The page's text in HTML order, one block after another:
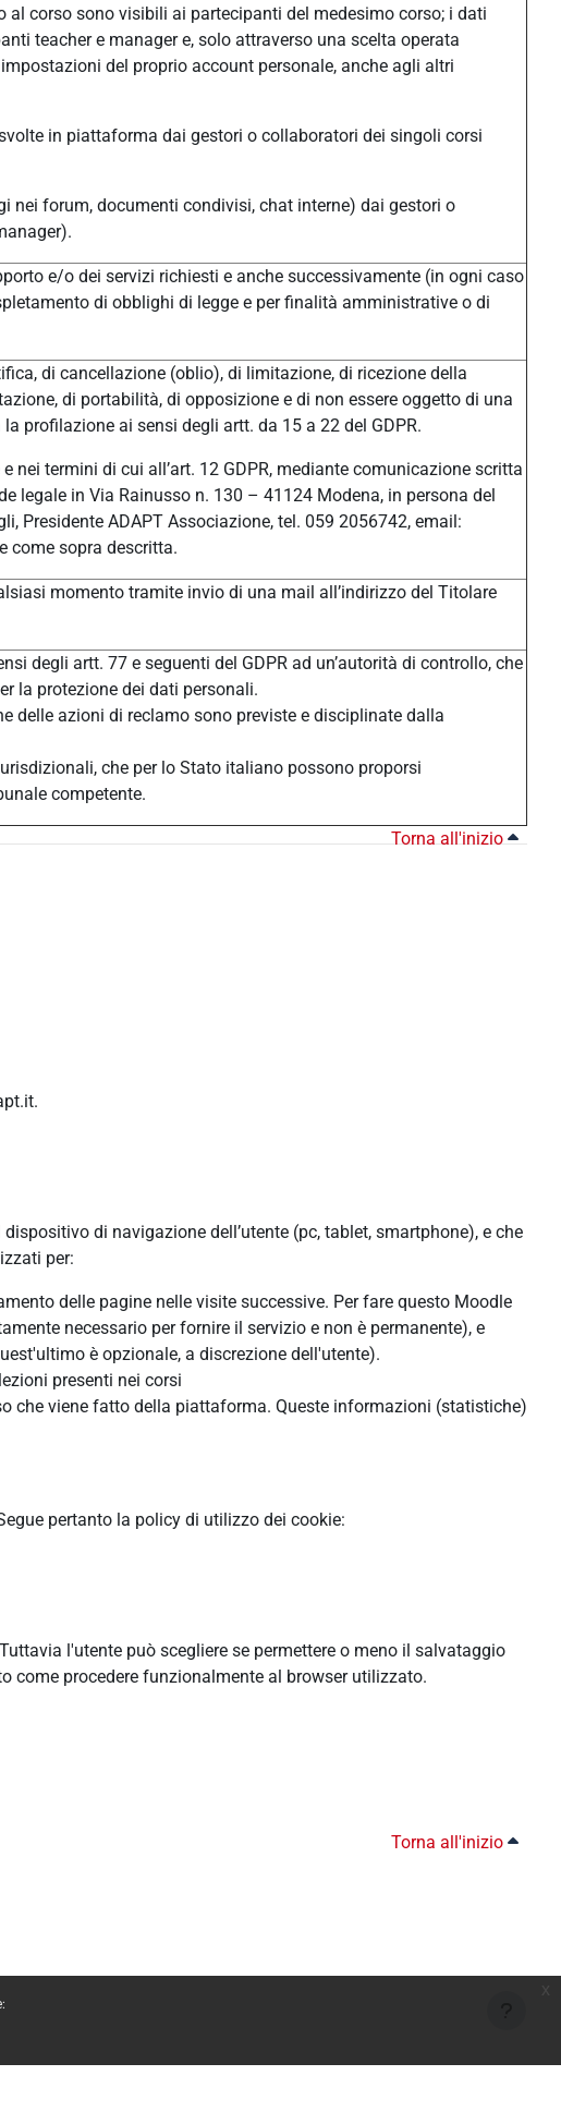
al corso sono visibili ai partecipanti del medesimo corso; i dati
teacher e manager e, solo attraverso una scelta operata
del proprio account personale, anche agli altri
in piattaforma dai gestori o collaboratori dei singoli corsi
nei forum, documenti condivisi, chat interne) dai gestori o
e/o dei servizi richiesti e anche successivamente (in ogni caso
di obblighi di legge e per finalità amministrative o di
di cancellazione (oblio), di limitazione, di ricezione della
di portabilità, di opposizione e di non essere oggetto di una
profilazione ai sensi degli artt. da 15 a 22 del GDPR.
nei termini di cui all’art. 12 GDPR, mediante comunicazione scritta
legale in Via Rainusso n. 130 – 41124 Modena, in persona del
Presidente ADAPT Associazione, tel. 059 2056742, email:
come sopra descritta.
momento tramite invio di una mail all’indirizzo del Titolare
degli artt. 77 e seguenti del GDPR ad un’autorità di controllo, che
la protezione dei dati personali.
delle azioni di reclamo sono previste e disciplinate dalla
che per lo Stato italiano possono proporsi
competente.
Torna all'inizio
di navigazione dell’utente (pc, tablet, smartphone), e che
per:
delle pagine nelle visite successive. Per fare questo Moodle
necessario per fornire il servizio e non è permanente), e
è opzionale, a discrezione dell'utente).
presenti nei corsi
che viene fatto della piattaforma. Queste informazioni (statistiche)
pertanto la policy di utilizzo dei cookie:
l'utente può scegliere se permettere o meno il salvataggio
come procedere funzionalmente al browser utilizzato.
Torna all'inizio